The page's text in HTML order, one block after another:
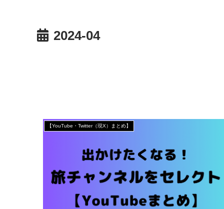
2024-04
【YouTube・Twitter（現X）まとめ】